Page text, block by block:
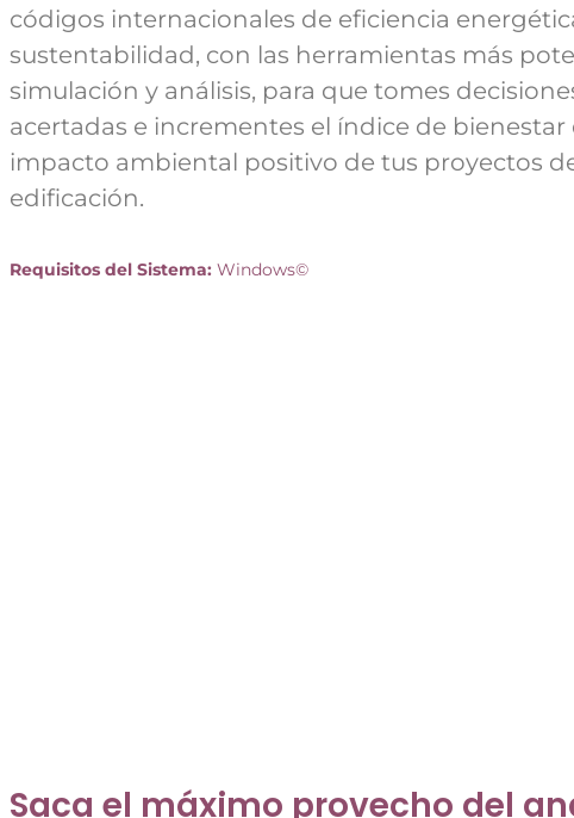
códigos internacionales de eficiencia
sustentabilidad, con las herramientas más
simulación y análisis, para que tomes
acertadas e incrementes el índice de bienestar
impacto ambiental positivo de tus proyectos
edificación.
Requisitos del Sistema: Windows©
Saca el máximo provecho del